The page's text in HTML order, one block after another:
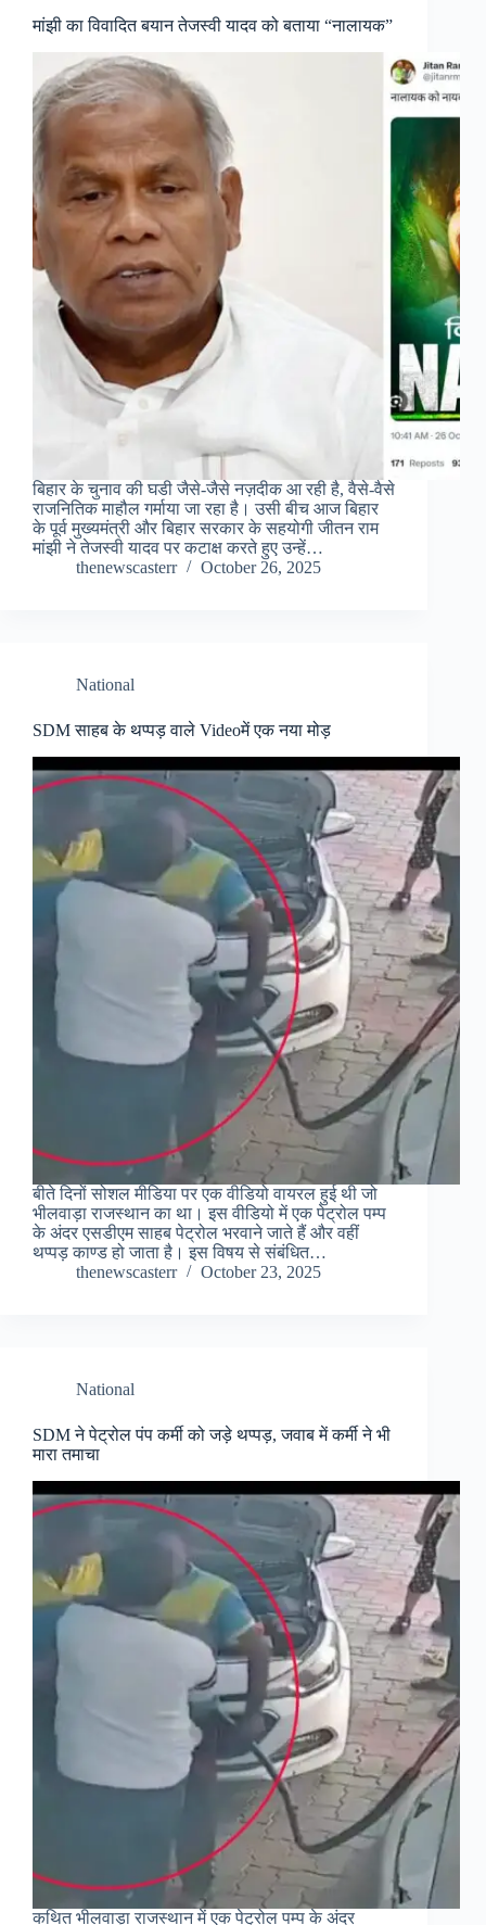
मांझी का विवादित बयान तेजस्वी यादव को बताया “नालायक”
बिहार के चुनाव की घडी जैसे-जैसे नज़दीक आ रही है, वैसे-वैसे
राजनितिक माहौल गर्माया जा रहा है। उसी बीच आज बिहार
के पूर्व मुख्यमंत्री और बिहार सरकार के सहयोगी जीतन राम
मांझी ने तेजस्वी यादव पर कटाक्ष करते हुए उन्हें…
thenewscasterr
October 26, 2025
National
SDM साहब के थप्पड़ वाले Videoमें एक नया मोड़
बीते दिनों सोशल मीडिया पर एक वीडियो वायरल हुई थी जो
भीलवाड़ा राजस्थान का था। इस वीडियो में एक पेट्रोल पम्प
के अंदर एसडीएम साहब पेट्रोल भरवाने जाते हैं और वहीं
थप्पड़ काण्ड हो जाता है। इस विषय से संबंधित…
thenewscasterr
October 23, 2025
National
SDM ने पेट्रोल पंप कर्मी को जड़े थप्पड़, जवाब में कर्मी ने भी
मारा तमाचा
कथित भीलवाड़ा राजस्थान में एक पेट्रोल पम्प के अंदर